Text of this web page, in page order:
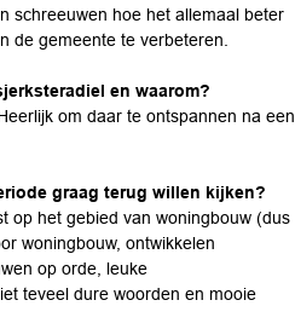
schreeuwen hoe het allemaal beter
de gemeente te verbeteren.
en waarom?
om daar te ontspannen na een
graag terug willen kijken?
op het gebied van woningbouw (dus
woningbouw, ontwikkelen
op orde, leuke
teveel dure woorden en mooie